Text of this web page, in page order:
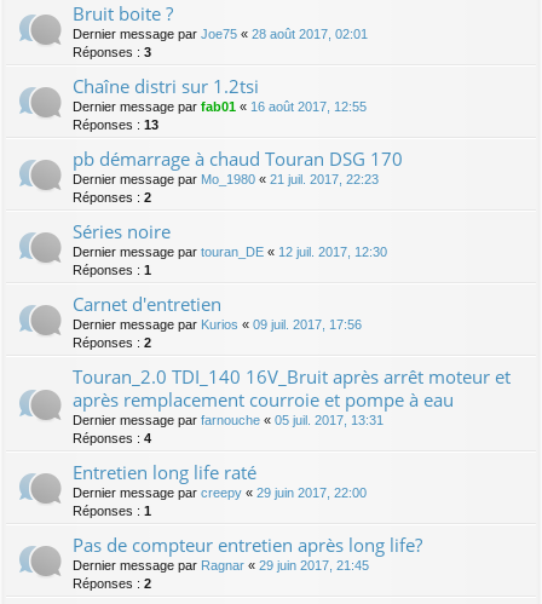
Bruit boite ?
Dernier message par Joe75 « 28 août 2017, 02:01
Réponses : 3
Chaîne distri sur 1.2tsi
Dernier message par fab01 « 16 août 2017, 12:55
Réponses : 13
pb démarrage à chaud Touran DSG 170
Dernier message par Mo_1980 « 21 juil. 2017, 22:23
Réponses : 2
Séries noire
Dernier message par touran_DE « 12 juil. 2017, 12:30
Réponses : 1
Carnet d'entretien
Dernier message par Kurios « 09 juil. 2017, 17:56
Réponses : 2
Touran_2.0 TDI_140 16V_Bruit après arrêt moteur et
après remplacement courroie et pompe à eau
Dernier message par farnouche « 05 juil. 2017, 13:31
Réponses : 4
Entretien long life raté
Dernier message par creepy « 29 juin 2017, 22:00
Réponses : 1
Pas de compteur entretien après long life?
Dernier message par Ragnar « 29 juin 2017, 21:45
Réponses : 2